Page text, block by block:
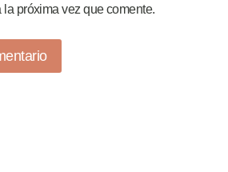
próxima vez que comente.